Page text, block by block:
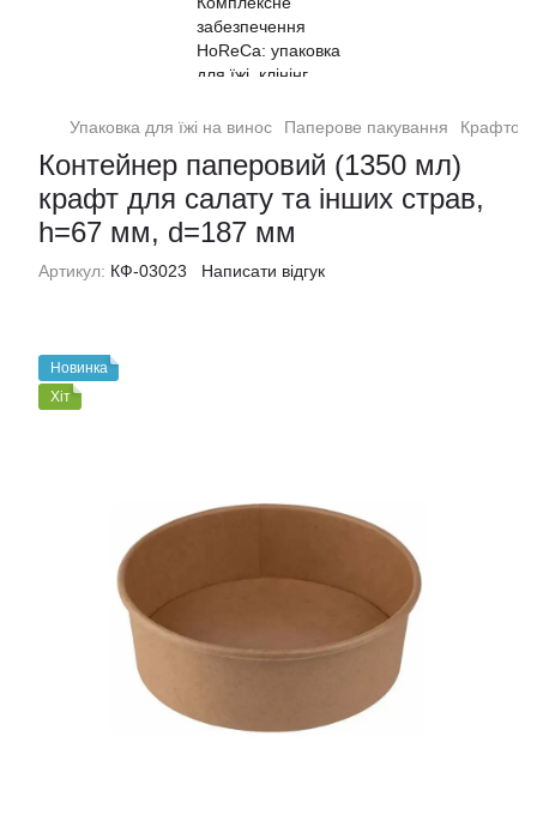
Упаковка для їжі на винос Паперове пакування
Контейнер паперовий (1350 мл)
крафт для салату та інших страв,
h=67 мм, d=187 мм
Артикул: КФ-03023 Написати відгук
Новинка
Хіт